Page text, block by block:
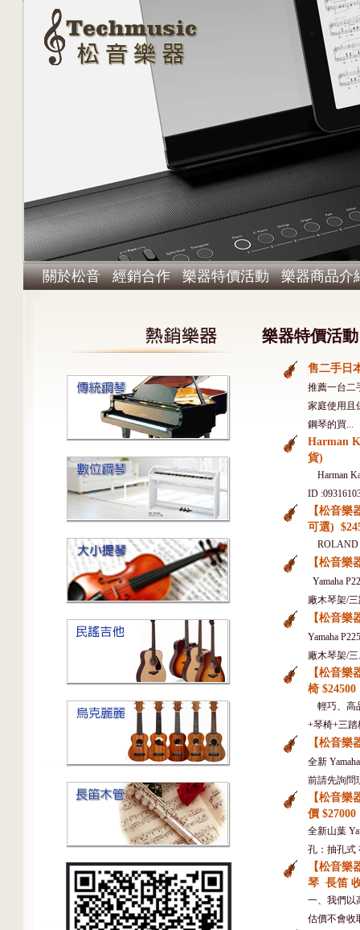
關於松音 經銷合作 樂器特價活動 樂器商品介
樂器特價活動
售二手日
推薦一台二
家庭使用且
鋼琴的買...
Harman
貨)
Harman
ID
【松音
可選)
ROLAND
【松音樂
Yamaha
廠木琴架/三
【松音
Yamaha
廠木琴架/三
【松音
椅 $24500
輕巧、高
+琴椅+三踏
【松音
全新
前請先詢問
【松音
價 $27000
全新山葉
孔：抽孔式
【松音
琴 長笛
一、我們
估價不會收